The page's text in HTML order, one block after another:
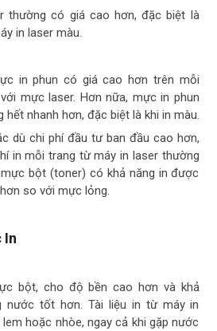
thường có giá cao hơn, đặc biệt là
in laser màu.
in phun có giá cao hơn trên mỗi
mực laser. Hơn nữa, mực in phun
hết nhanh hơn, đặc biệt là khi in màu.
dù chi phí đầu tư ban đầu cao hơn,
in mỗi trang từ máy in laser thường
bột (toner) có khả năng in được
so với mực lỏng.
In
bột, cho độ bền cao hơn và khả
nước tốt hơn. Tài liệu in từ máy in
hoặc nhòe, ngay cả khi gặp nước